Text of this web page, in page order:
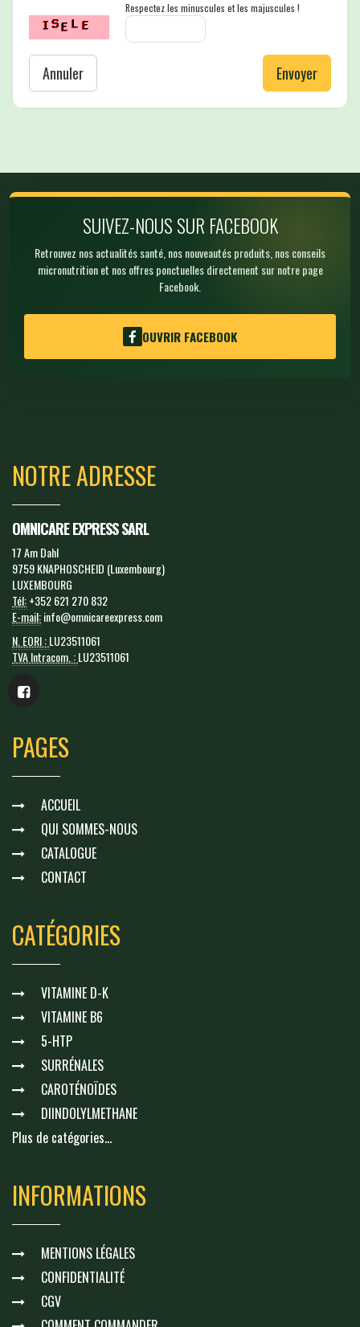
Respectez les minuscules et les majuscules !
Annuler Envoyer
SUIVEZ-NOUS SUR FACEBOOK
Retrouvez nos actualités santé, nos nouveautés produits, nos conseils
micronutrition et nos offres ponctuelles directement sur notre page
Facebook.
OUVRIR FACEBOOK
NOTRE ADRESSE
OMNICARE EXPRESS SARL
17 Am Dahl
9759 KNAPHOSCHEID (Luxembourg)
LUXEMBOURG
Tél:+352 621 270 832
E-mail:info@omnicareexpress.com
N. EORI :LU23511061
TVA Intracom. :LU23511061
PAGES
ACCUEIL
QUI SOMMES-NOUS
CATALOGUE
CONTACT
CATÉGORIES
VITAMINE D-K
VITAMINE B6
5-HTP
SURRÉNALES
CAROTÉNOÏDES
DIINDOLYLMETHANE
Plus de catégories...
INFORMATIONS
MENTIONS LÉGALES
CONFIDENTIALITÉ
CGV